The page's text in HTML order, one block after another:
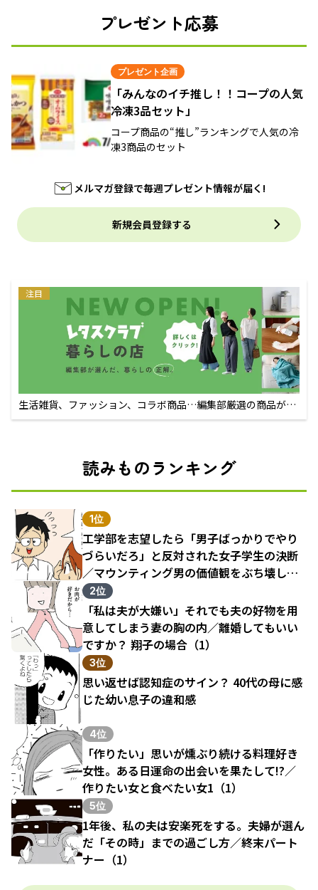
プレゼント応募
プレゼント企画
「みんなのイチ推し！！コープの人気
冷凍3品セット」
コープ商品の“推し”ランキングで人気の冷
凍3商品のセット
メルマガ登録で毎週プレゼント情報が届く!
新規会員登録する
注目
生活雑貨、ファッション、コラボ商品…編集部厳選の商品が買
えるECサイト
読みものランキング
1位
工学部を志望したら「男子ばっかりでやり
づらいだろ」と反対された女子学生の決断
／マウンティング男の価値観をぶち壊した
結果（1）
2位
「私は夫が大嫌い」それでも夫の好物を用
意してしまう妻の胸の内／離婚してもいい
ですか？ 翔子の場合（1）
3位
思い返せば認知症のサイン？ 40代の母に感
じた幼い息子の違和感
4位
「作りたい」思いが燻ぶり続ける料理好き
女性。ある日運命の出会いを果たして!?／
作りたい女と食べたい女1（1）
5位
1年後、私の夫は安楽死をする。夫婦が選ん
だ「その時」までの過ごし方／終末パート
ナー（1）